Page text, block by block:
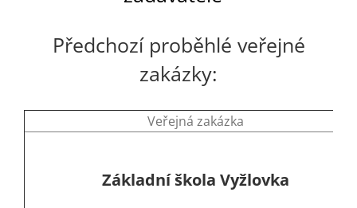
Turistika
Koupaliště
Hlášení závad
Předchozí proběhlé veřejné
zakázky:
Veřejná zakázka
Základní škola Vyžlovka